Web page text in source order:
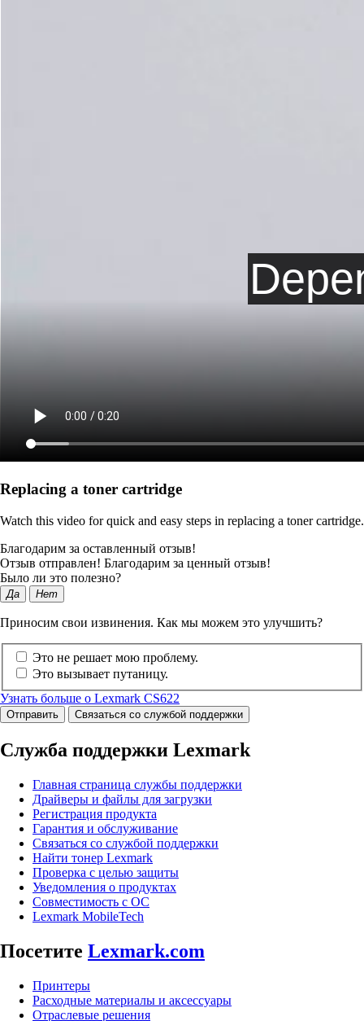
Replacing a toner cartridge
Watch this video for quick and easy steps in replacing a toner cartridge.
Благодарим за оставленный отзыв!
Отзыв отправлен! Благодарим за ценный отзыв!
Было ли это полезно?
Да Нет
Приносим свои извинения. Как мы можем это улучшить?
Это не решает мою проблему.
Это вызывает путаницу.
Узнать больше о Lexmark CS622
Отправить Связаться со службой поддержки
Служба поддержки Lexmark
Главная страница службы поддержки
Драйверы и файлы для загрузки
Регистрация продукта
Гарантия и обслуживание
Связаться со службой поддержки
Найти тонер Lexmark
Проверка с целью защиты
Уведомления о продуктах
Совместимость с ОС
Lexmark MobileTech
Посетите Lexmark.com
Принтеры
Расходные материалы и аксессуары
Отраслевые решения